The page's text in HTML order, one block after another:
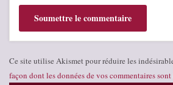
Ce site utilise Akismet pour réduire les
façon dont les données de vos commentaires